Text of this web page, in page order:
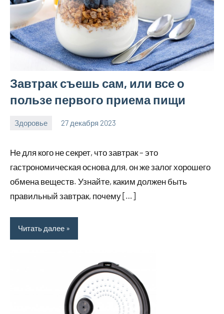
Завтрак съешь сам, или все о
пользе первого приема пищи
Здоровье 27 декабря 2023
hobby_v_ru
Нет
Не для кого не секрет, что завтрак – это
гастрономическая основа для, он же залог хорошего
обмена веществ. Узнайте, каким должен быть
правильный завтрак, почему […]
Читать далее